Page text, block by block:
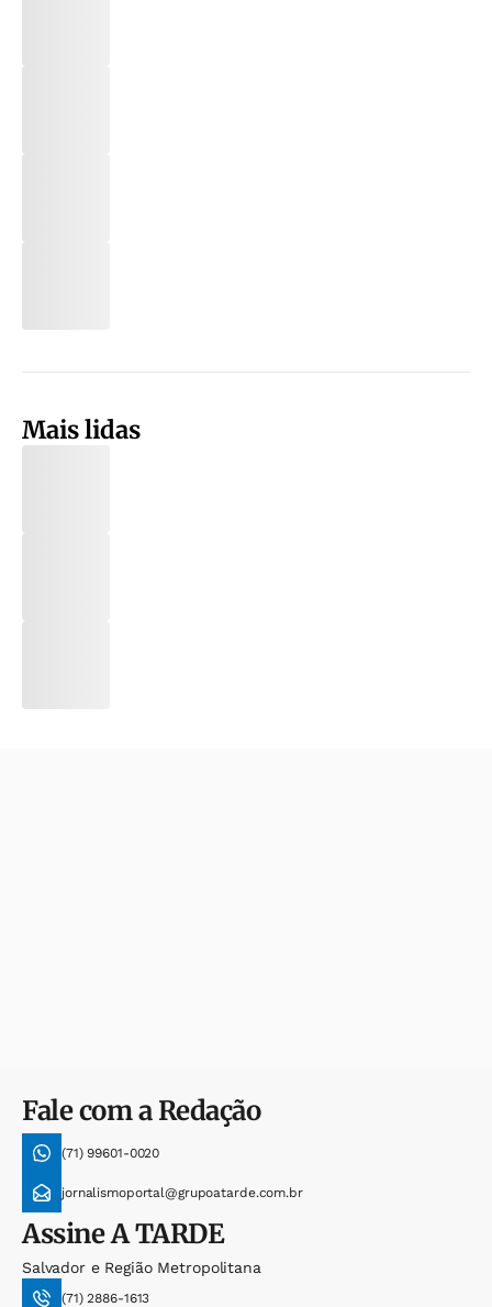
Mais lidas
Fale com a Redação
(71) 99601-0020
jornalismoportal@grupoatarde.com.br
AssineA TARDE
Salvador e Região Metropolitana
(71) 2886-1613